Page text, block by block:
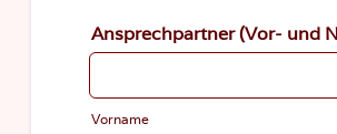
Ansprechpartner (Vor- und
Vorname